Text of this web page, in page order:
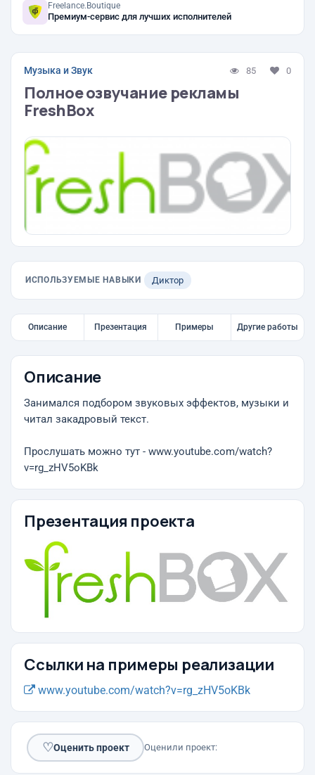
Freelance.Boutique
Премиум-сервис для лучших исполнителей
Музыка и Звук 85 0
Полное озвучание рекламы
FreshBox
ИСПОЛЬЗУЕМЫЕ НАВЫКИ Диктор
Описание Презентация Примеры Другие работы
Описание
Занимался подбором звуковых эффектов, музыки и
читал закадровый текст.
Прослушать можно тут - www.youtube.com/watch?
v=rg_zHV5oKBk
Презентация проекта
Ссылки на примеры реализации
www.youtube.com/watch?v=rg_zHV5oKBk
♡Оценить проект Оценили проект: